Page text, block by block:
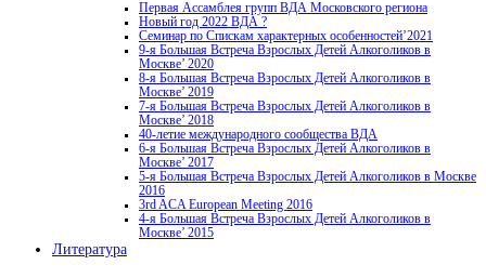
Первая Ассамблея групп ВДА Московского региона
Новый год 2022 ВДА ?
Семинар по Спискам характерных особенностей’2021
9-я Большая Встреча Взрослых Детей Алкоголиков в
Москве’ 2020
8-я Большая Встреча Взрослых Детей Алкоголиков в
Москве’ 2019
7-я Большая Встреча Взрослых Детей Алкоголиков в
Москве’ 2018
40-летие международного сообщества ВДА
6-я Большая Встреча Взрослых Детей Алкоголиков в
Москве’ 2017
5-я Большая Встреча Взрослых Детей Алкоголиков в Москве
2016
3rd ACA European Meeting 2016
4-я Большая Встреча Взрослых Детей Алкоголиков в
Москве’ 2015
Литература